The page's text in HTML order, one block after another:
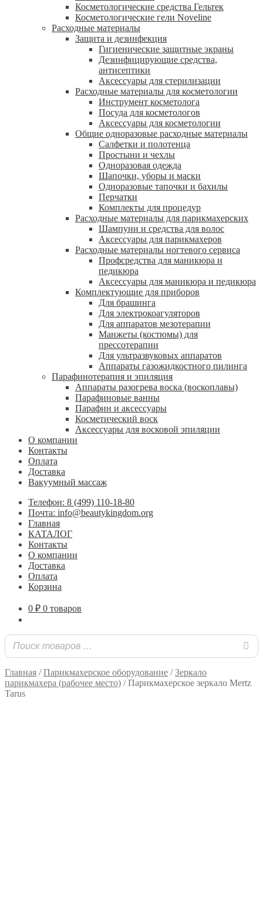
Косметологические средства Гельтек
Косметологические гели Noveline
Расходные материалы
Защита и дезинфекция
Гигиенические защитные экраны
Дезинфицирующие средства,
антисептики
Аксессуары для стерилизации
Расходные материалы для косметологии
Инструмент косметолога
Посуда для косметологов
Аксессуары для косметологии
Общие одноразовые расходные материалы
Салфетки и полотенца
Простыни и чехлы
Одноразовая одежда
Шапочки, уборы и маски
Одноразовые тапочки и бахилы
Перчатки
Комплекты для процедур
Расходные материалы для парикмахерских
Шампуни и средства для волос
Аксессуары для парикмахеров
Расходные материалы ногтевого сервиса
Профсредства для маникюра и
педикюра
Аксессуары для маникюра и педикюра
Комплектующие для приборов
Для брашинга
Для электрокоагуляторов
Для аппаратов мезотерапии
Манжеты (костюмы) для
прессотерапии
Для ультразвуковых аппаратов
Аппараты газожидкостного пилинга
Парафинотерапия и эпиляция
Аппараты разогрева воска (воскоплавы)
Парафиновые ванны
Парафин и аксессуары
Косметический воск
Аксессуары для восковой эпиляции
О компании
Контакты
Оплата
Доставка
Вакуумный массаж
Телефон: 8 (499) 110-18-80
Почта: info@beautykingdom.org
Главная
КАТАЛОГ
Контакты
О компании
Доставка
Оплата
Корзина
0 ₽ 0 товаров
Главная /Парикмахерское оборудование /Зеркало
парикмахера (рабочее место) /Парикмахерское зеркало Mertz
Tarus